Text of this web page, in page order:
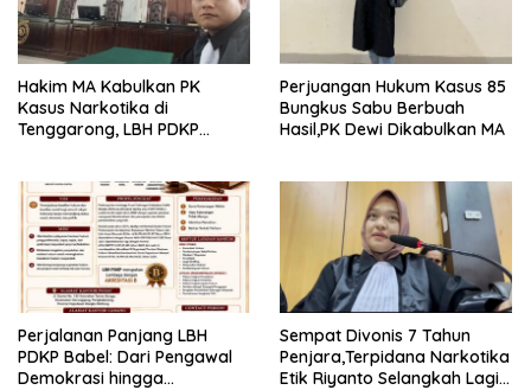
Hakim MA Kabulkan PK
Kasus Narkotika di
Tenggarong, LBH PDKP
Berkeadilan
Perjuangan Hukum Kasus 85
Bungkus Sabu Berbuah
Hasil,PK Dewi Dikabulkan MA
Perjalanan Panjang LBH
PDKP Babel: Dari Pengawal
Demokrasi hingga
Sempat Divonis 7 Tahun
Penjara,Terpidana Narkotika
Etik Riyanto Selangkah Lagi